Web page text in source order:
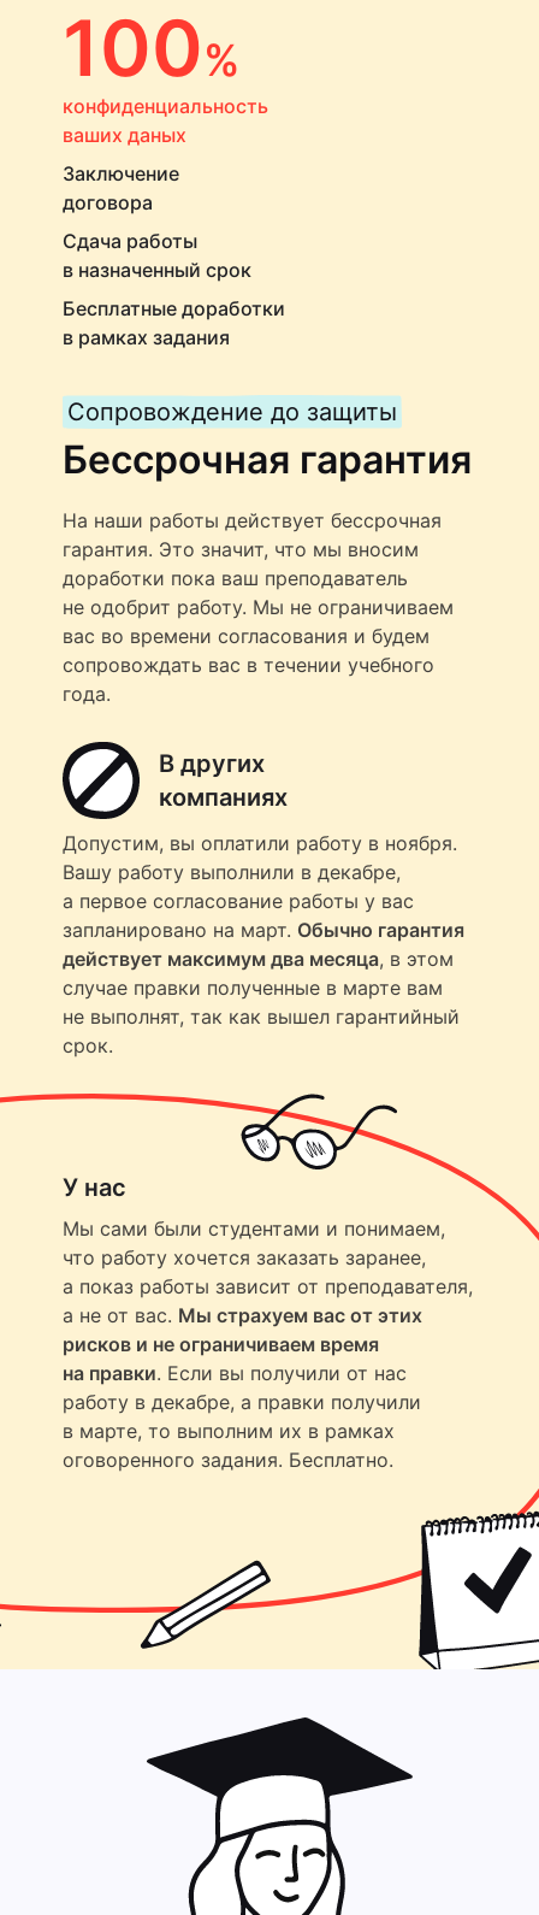
100%
конфиденциальность
ваших даных
Заключение
договора
Сдача работы
в назначенный срок
Бесплатные доработки
в рамках задания
Сопровождение до защиты
Бессрочная гарантия
На наши работы действует бессрочная
гарантия. Это значит, что мы вносим
доработки пока ваш преподаватель
не одобрит работу. Мы не ограничиваем
вас во времени согласования и будем
сопровождать вас в течении учебного
года.
В других
компаниях
Допустим, вы оплатили работу в ноября.
Вашу работу выполнили в декабре,
а первое согласование работы у вас
запланировано на март. Обычно гарантия
действует максимум два месяца, в этом
случае правки полученные в марте вам
не выполнят, так как вышел гарантийный
срок.
У нас
Мы сами были студентами и понимаем,
что работу хочется заказать заранее,
а показ работы зависит от преподавателя,
а не от вас. Мы страхуем вас от этих
рисков и не ограничиваем время
на правки. Если вы получили от нас
работу в декабре, а правки получили
в марте, то выполним их в рамках
оговоренного задания. Бесплатно.